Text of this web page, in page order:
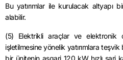
Bu yatırımlar ile kurulacak altyapı
alabilir.
(5) Elektrikli araçlar ve elektronik
işletilmesine yönelik yatırımlara
bir ünitenin asgari 120 kW hızlı şarj